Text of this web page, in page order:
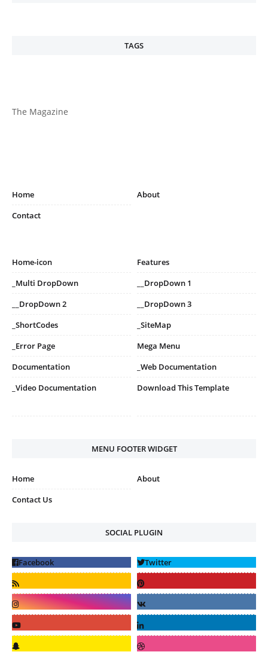
TAGS
The Magazine
Home
About
Contact
Home-icon
Features
_Multi DropDown
__DropDown 1
__DropDown 2
__DropDown 3
_ShortCodes
_SiteMap
_Error Page
Mega Menu
Documentation
_Web Documentation
_Video Documentation
Download This Template
MENU FOOTER WIDGET
Home
About
Contact Us
SOCIAL PLUGIN